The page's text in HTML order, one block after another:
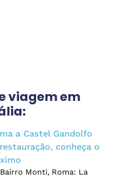
viagem em
a Castel Gandolfo
conheça o
Monti, Roma: La